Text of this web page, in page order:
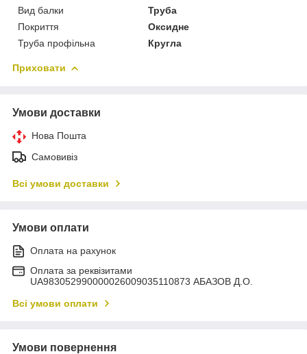
Вид балки
Труба
Покриття
Оксидне
Труба профільна
Кругла
Приховати
Умови доставки
Нова Пошта
Самовивіз
Всі умови доставки
Умови оплати
Оплата на рахунок
Оплата за реквізитами
UA983052990000026009035110873 АБАЗОВ Д.О.
Всі умови оплати
Умови повернення